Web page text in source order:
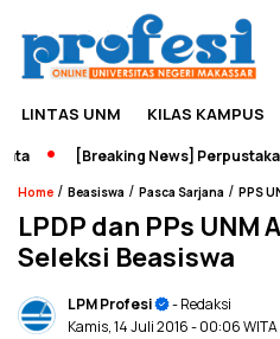
LINTAS UNM KILAS KAMPUS
[Breaking News] Perpustakaan
Home / Beasiswa / Pasca Sarjana / PPS
LPDP dan PPs UNM
Seleksi Beasiswa
LPM Profesi
- Redaksi
Kamis, 14 Juli 2016- 00:06 WITA